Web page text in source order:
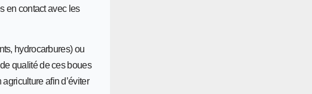
en contact avec les
hydrocarbures) ou
qualité de ces boues
afin d’éviter